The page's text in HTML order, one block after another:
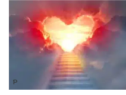
P